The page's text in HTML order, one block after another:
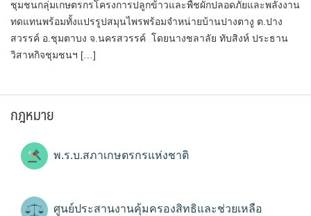
ชุมชนกลุ่มเกษตรกรโครงการปลูกข้าวและพืชผักปลอดภัยและพลังงาน
ทดแทนพร้อมทั้งแปรรูปสมุนไพรพร้อมจำหน่ายบ้านปางตางู ต.ปาง
สวรรค์ อ.ชุมตาบง จ.นครสวรรค์​ โดยนางชลาลัย ทับสิงห์ ประธาน
วิสาหกิจชุมชนฯ […]
กฎหมาย
พ.ร.บ.สภาเกษตรกรแห่งชาติ
ศูนย์ประสานงานคุ้มครองสิทธิและช่วยเหลือ